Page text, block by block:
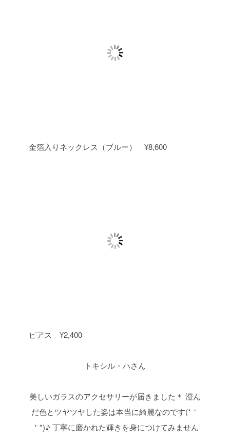
金箔入りネックレス（ブルー） ¥8,600
ピアス ¥2,400
トキシル・ハさん
美しいガラスのアクセサリーが届きました＊ 澄ん
だ色とツヤツヤした姿は本当に綺麗なのです(*＇
＇*)♪丁寧に磨かれた輝きを身につけてみません